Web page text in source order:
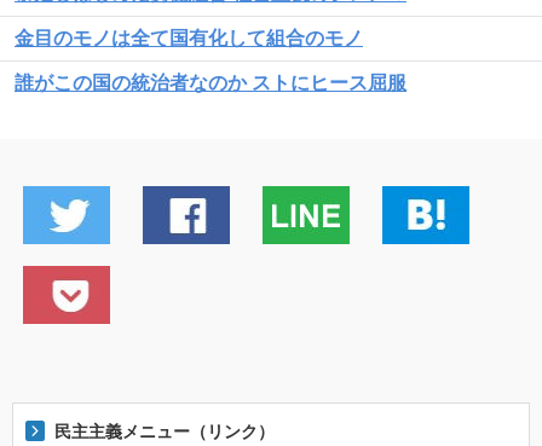
金目のモノは全て国有化して組合のモノ
誰がこの国の統治者なのか ストにヒース屈服
民主主義メニュー（リンク）